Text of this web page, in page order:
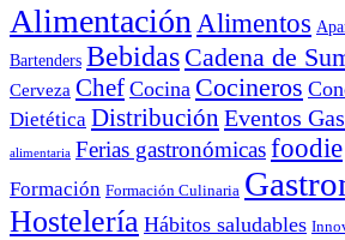
Alimentación Alimentos
Bartenders Bebidas Cadena de
Cerveza Chef Cocina Cocineros
Dietética Distribución Eventos
alimentaria Ferias gastronómicasfoodie
Formación Formación Culinaria
Hostelería Hábitos saludables